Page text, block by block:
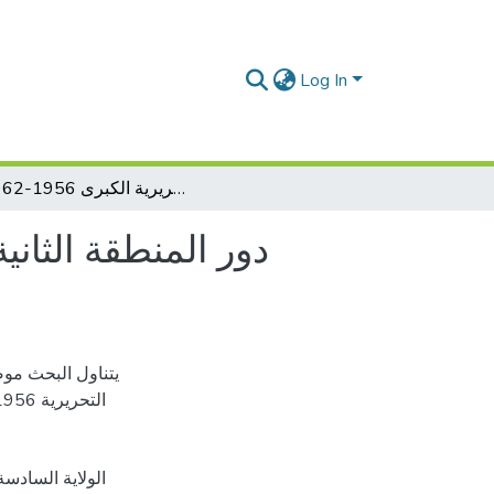
Log In
دور المنطقة الثانية من الولاية السدسة التاريخية في الثورة التحريرية الكبرى 1956-1962 م
دور المنطقة
يتناول البحث
التحريرية 1956 ويحتوى على فصل تمهيدي يوضح الأوضاع العامة في المنطقة
الولاية